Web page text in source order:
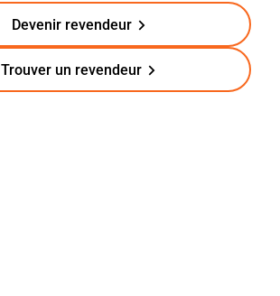
Devenir revendeur
Trouver un revendeur